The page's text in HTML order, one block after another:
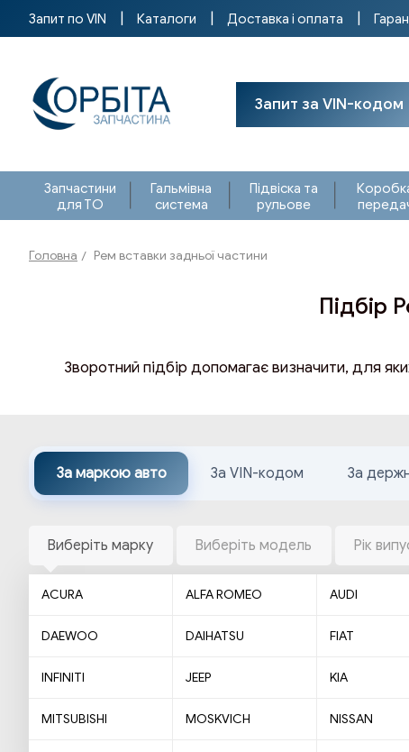
Запит по VIN Каталоги Доставка і оплата
Запит за VIN-кодом
Запчастини
для ТО
Гальмівна
система
Підвіска та
рульове
Головна Рем вставки задньої частини
Підбір
Зворотний підбір допомагає визначити, для
За маркою авто За VIN-кодом За
Виберіть марку Виберіть модель Рік
ACURA ALFA ROMEO AUDI
DAEWOO DAIHATSU FIAT
INFINITI JEEP KIA
MITSUBISHI MOSKVICH NISSAN